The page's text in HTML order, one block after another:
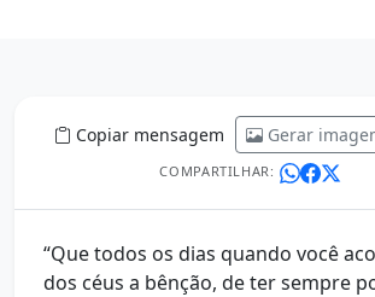
Copiar mensagem Gerar
COMPARTILHAR:
“Que todos os dias quando você
dos céus a bênção, de ter sempre